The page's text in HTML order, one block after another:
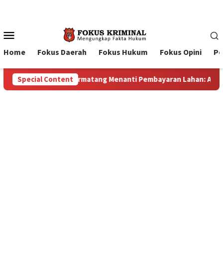
Menu
Home Fokus Daerah Fokus Hukum Fokus Opini
Special Content
Lahan: Antara Dugaan Konspirasi dan Bayang-Bayang